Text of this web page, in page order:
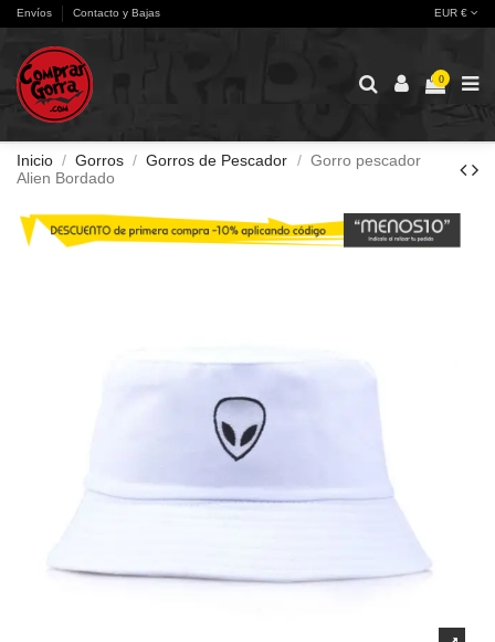
Envíos Contacto y Bajas EUR €
0
Inicio Gorros Gorros de Pescador
Gorro pescador
Alien Bordado